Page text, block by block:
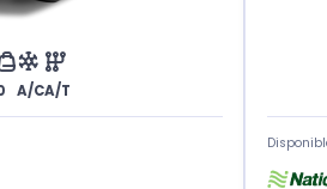
A/CA/T